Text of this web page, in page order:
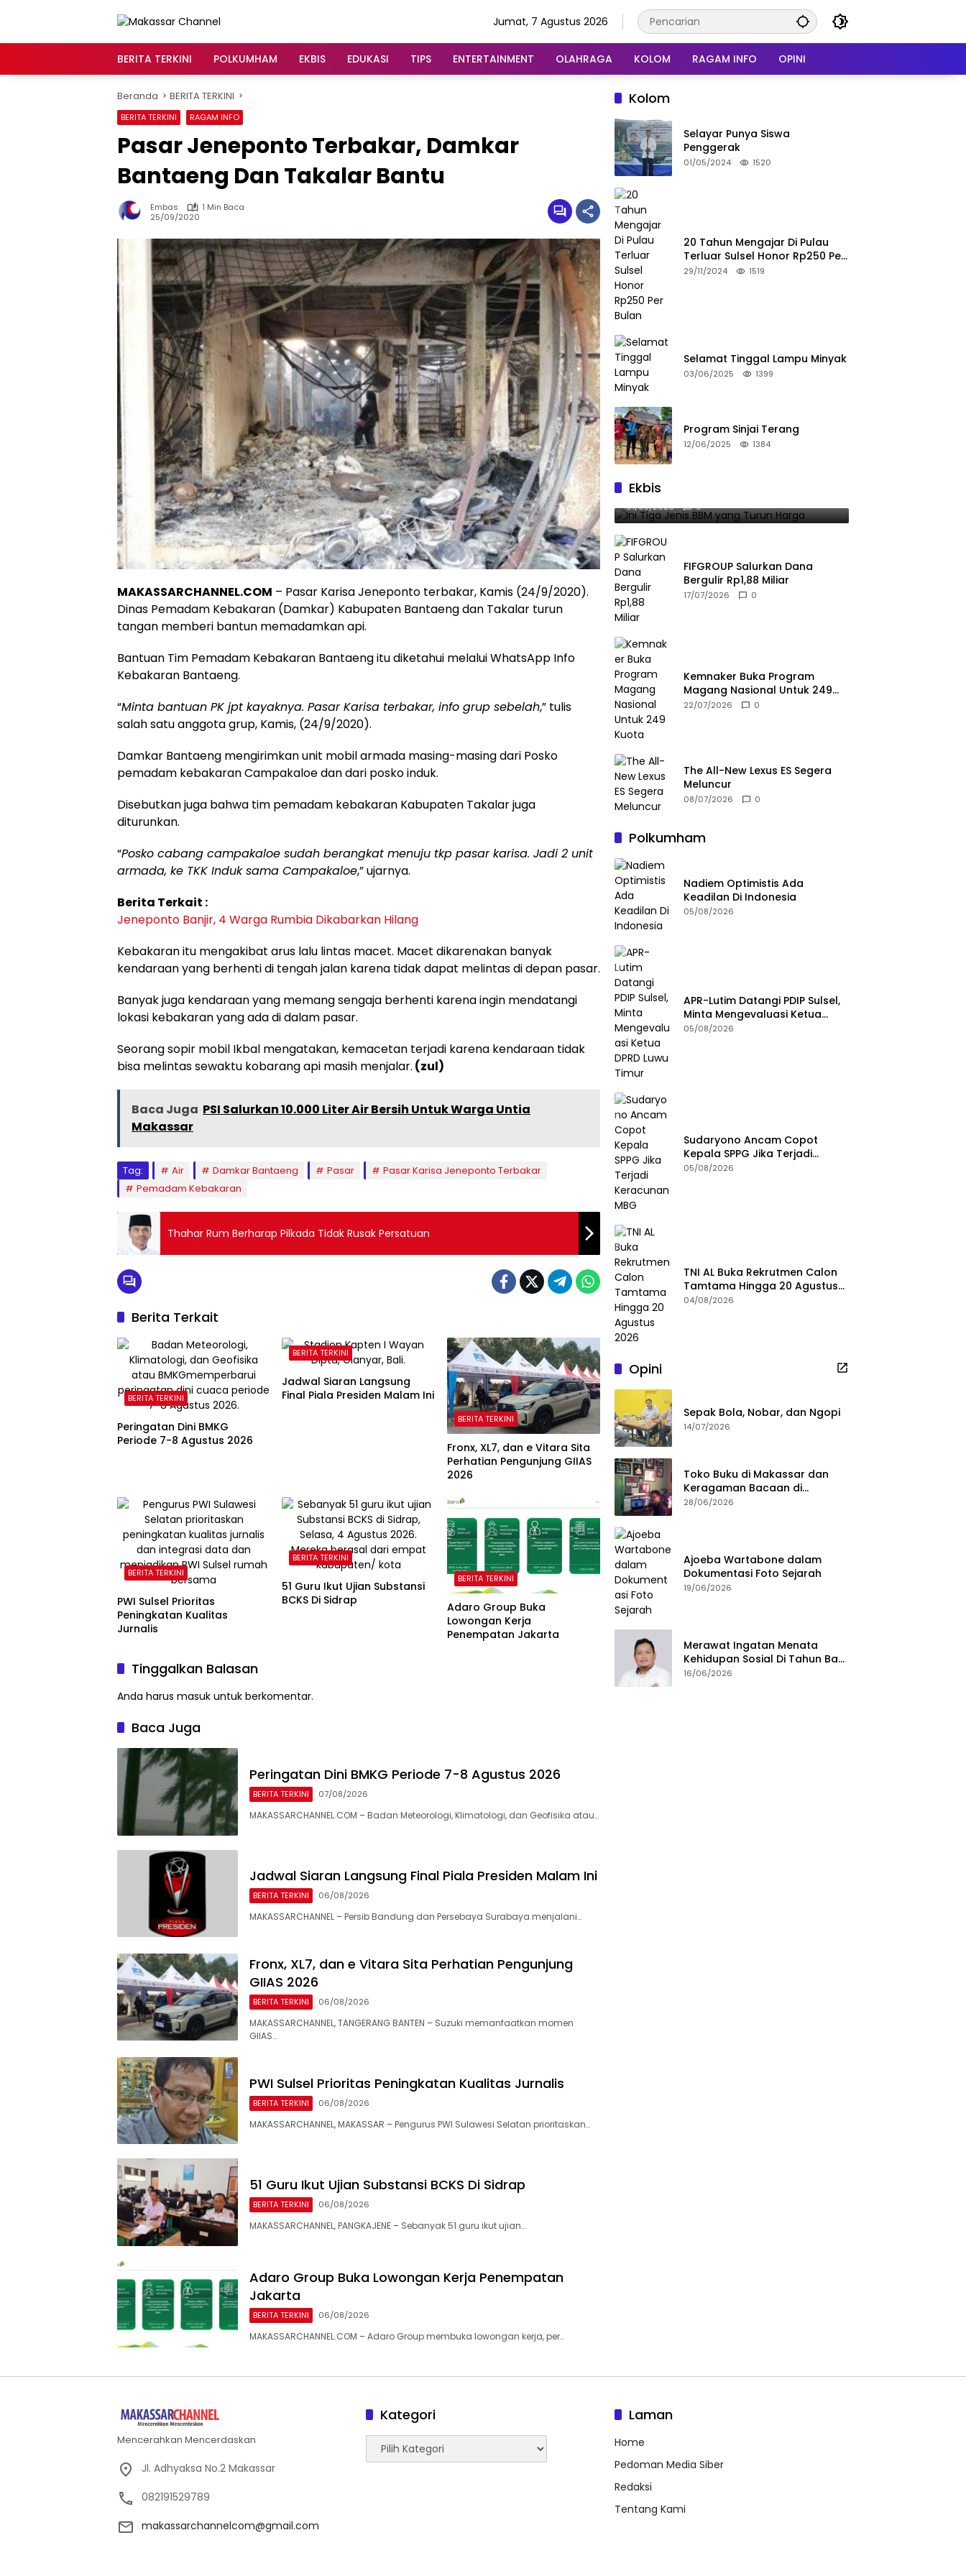
Jumat, 7 Agustus 2026
BERITA TERKINI POLKUMHAM EKBIS EDUKASI TIPS ENTERTAINMENT OLAHRAGA KOLOM RAGAM INFO OPINI
Beranda BERITA TERKINI
BERITA TERKINI RAGAM INFO
Pasar Jeneponto Terbakar, Damkar
Bantaeng Dan Takalar Bantu
Embas
1 Min Baca
25/09/2020
MAKASSARCHANNEL.COM – Pasar Karisa Jeneponto terbakar, Kamis (24/9/2020).
Dinas Pemadam Kebakaran (Damkar) Kabupaten Bantaeng dan Takalar turun
tangan memberi bantun memadamkan api.
Bantuan Tim Pemadam Kebakaran Bantaeng itu diketahui melalui WhatsApp Info
Kebakaran Bantaeng.
“Minta bantuan PK jpt kayaknya. Pasar Karisa terbakar, info grup sebelah,” tulis
salah satu anggota grup, Kamis, (24/9/2020).
Damkar Bantaeng mengirimkan unit mobil armada masing-masing dari Posko
pemadam kebakaran Campakaloe dan dari posko induk.
Disebutkan juga bahwa tim pemadam kebakaran Kabupaten Takalar juga
diturunkan.
“Posko cabang campakaloe sudah berangkat menuju tkp pasar karisa. Jadi 2 unit
armada, ke TKK Induk sama Campakaloe,” ujarnya.
Berita Terkait :
Jeneponto Banjir, 4 Warga Rumbia Dikabarkan Hilang
Kebakaran itu mengakibat arus lalu lintas macet. Macet dikarenakan banyak
kendaraan yang berhenti di tengah jalan karena tidak dapat melintas di depan pasar.
Banyak juga kendaraan yang memang sengaja berhenti karena ingin mendatangi
lokasi kebakaran yang ada di dalam pasar.
Seorang sopir mobil Ikbal mengatakan, kemacetan terjadi karena kendaraan tidak
bisa melintas sewaktu kobarang api masih menjalar. (zul)
Baca Juga PSI Salurkan 10.000 Liter Air Bersih Untuk Warga Untia
Makassar
Tag: Air Damkar Bantaeng Pasar
Pasar Karisa Jeneponto Terbakar
Pemadam Kebakaran
Thahar Rum Berharap Pilkada Tidak Rusak Persatuan
Berita Terkait
BERITA TERKINI
Peringatan Dini BMKG
Periode 7-8 Agustus 2026
BERITA TERKINI
Jadwal Siaran Langsung
Final Piala Presiden Malam Ini
BERITA TERKINI
Fronx, XL7, dan e Vitara Sita
Perhatian Pengunjung GIIAS
2026
BERITA TERKINI
PWI Sulsel Prioritas
Peningkatan Kualitas
Jurnalis
BERITA TERKINI
51 Guru Ikut Ujian Substansi
BCKS Di Sidrap
BERITA TERKINI
Adaro Group Buka
Lowongan Kerja
Penempatan Jakarta
Tinggalkan Balasan
Anda harus masuk untuk berkomentar.
Baca Juga
Peringatan Dini BMKG Periode 7-8 Agustus 2026
BERITA TERKINI 07/08/2026
MAKASSARCHANNEL.COM – Badan Meteorologi, Klimatologi, dan Geofisika atau…
Jadwal Siaran Langsung Final Piala Presiden Malam Ini
BERITA TERKINI 06/08/2026
MAKASSARCHANNEL – Persib Bandung dan Persebaya Surabaya menjalani…
Fronx, XL7, dan e Vitara Sita Perhatian Pengunjung
GIIAS 2026
BERITA TERKINI 06/08/2026
MAKASSARCHANNEL, TANGERANG BANTEN – Suzuki memanfaatkan momen
GIIAS…
PWI Sulsel Prioritas Peningkatan Kualitas Jurnalis
BERITA TERKINI 06/08/2026
MAKASSARCHANNEL, MAKASSAR – Pengurus PWI Sulawesi Selatan prioritaskan…
51 Guru Ikut Ujian Substansi BCKS Di Sidrap
BERITA TERKINI 06/08/2026
MAKASSARCHANNEL, PANGKAJENE – Sebanyak 51 guru ikut ujian…
Adaro Group Buka Lowongan Kerja Penempatan
Jakarta
BERITA TERKINI 06/08/2026
MAKASSARCHANNEL.COM – Adaro Group membuka lowongan kerja, per…
Kolom
Selayar Punya Siswa
Penggerak
01/05/2024 1520
20 Tahun Mengajar Di Pulau
Terluar Sulsel Honor Rp250 Per
Bulan
29/11/2024 1519
Selamat Tinggal Lampu Minyak
03/06/2025 1399
Program Sinjai Terang
12/06/2025 1384
Ekbis
Ini Tiga Jenis BBM yang Turun Harga
01/08/2026 0
FIFGROUP Salurkan Dana
Bergulir Rp1,88 Miliar
17/07/2026 0
Kemnaker Buka Program
Magang Nasional Untuk 249
Kuota
22/07/2026 0
The All-New Lexus ES Segera
Meluncur
08/07/2026 0
Polkumham
Nadiem Optimistis Ada
Keadilan Di Indonesia
05/08/2026
APR-Lutim Datangi PDIP Sulsel,
Minta Mengevaluasi Ketua
DPRD Luwu Timur
05/08/2026
Sudaryono Ancam Copot
Kepala SPPG Jika Terjadi
Keracunan MBG
05/08/2026
TNI AL Buka Rekrutmen Calon
Tamtama Hingga 20 Agustus
2026
04/08/2026
Opini
Sepak Bola, Nobar, dan Ngopi
14/07/2026
Toko Buku di Makassar dan
Keragaman Bacaan di
Masanya
28/06/2026
Ajoeba Wartabone dalam
Dokumentasi Foto Sejarah
19/06/2026
Merawat Ingatan Menata
Kehidupan Sosial Di Tahun Baru
Islam
16/06/2026
Mencerahkan Mencerdaskan
Jl. Adhyaksa No.2 Makassar
082191529789
makassarchannelcom@gmail.com
Kategori
Kategori
Laman
Home
Pedoman Media Siber
Redaksi
Tentang Kami